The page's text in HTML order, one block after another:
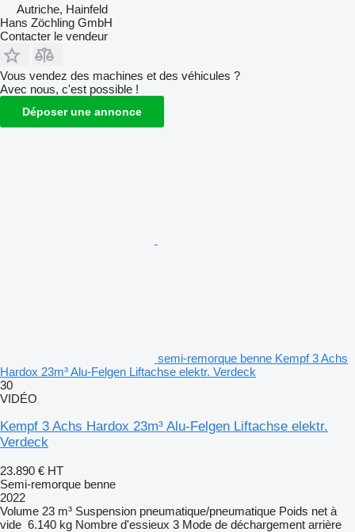
Autriche, Hainfeld
Hans Zöchling GmbH
Contacter le vendeur
Vous vendez des machines et des véhicules ?
Avec nous, c'est possible !
Déposer une annonce
semi-remorque benne Kempf 3 Achs
Hardox 23m³ Alu-Felgen Liftachse elektr. Verdeck
30
VIDÉO
Kempf 3 Achs Hardox 23m³ Alu-Felgen Liftachse elektr.
Verdeck
23.890 € HT
Semi-remorque benne
2022
Volume 23 m³ Suspension pneumatique/pneumatique Poids net à
vide 6.140 kg Nombre d'essieux 3 Mode de déchargement arrière